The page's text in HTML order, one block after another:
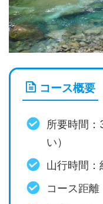
コース概要
所要時間
い）
山行時間：
コース距